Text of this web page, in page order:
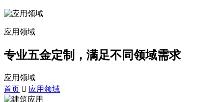
应用领域
专业五金定制，满足不同领域需求
应用领域
首页
应用领域